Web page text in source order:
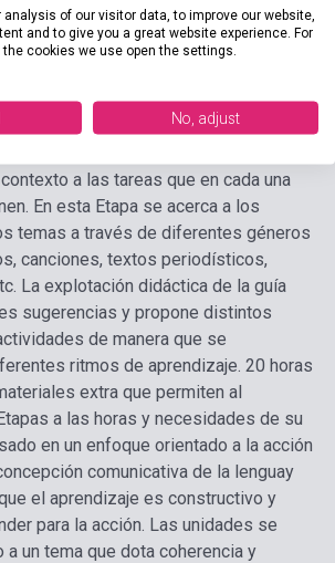
Kapcsolódó linkek Vélemények
orientado a la acción sus
a las tareas que en cada una
En esta Etapa se acerca a los
temas a través de diferentes géneros
canciones, textos periodísticos,
La explotación didáctica de la guía
sugerencias y propone distintos
de manera que se
ritmos de aprendizaje. 20 horas
extra que permiten al
a las horas y necesidades de su
en un enfoque orientado a la acción
comunicativa de la lenguay
el aprendizaje es constructivo y
para la acción. Las unidades se
a un tema que dota coherencia y
of our visitor data, to improve our website,
and to give you a great website experience. For
cookies we use open the settings.
No, adjust